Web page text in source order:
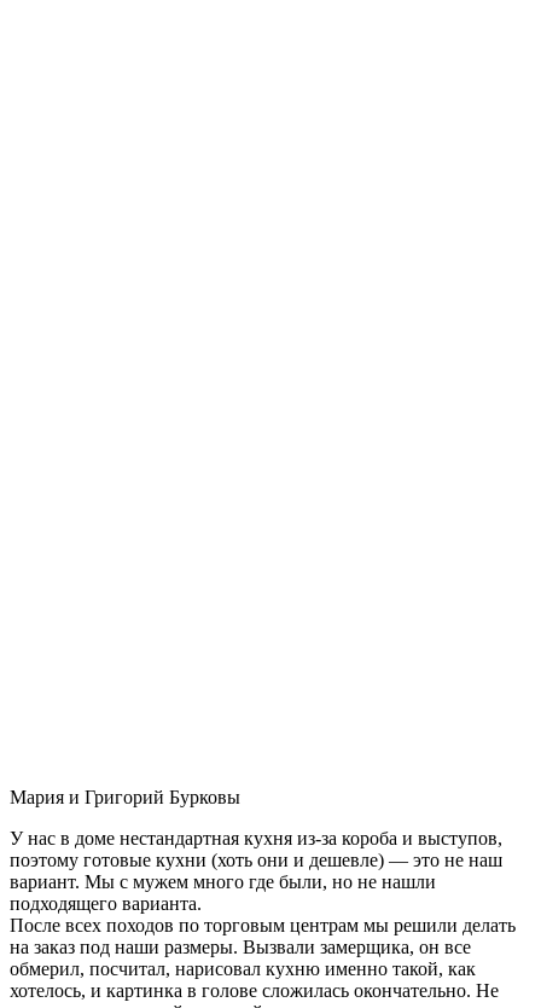
Мария и Григорий Бурковы
У нас в доме нестандартная кухня из-за короба и выступов,
поэтому готовые кухни (хоть они и дешевле) — это не наш
вариант. Мы с мужем много где были, но не нашли
подходящего варианта.
После всех походов по торговым центрам мы решили делать
на заказ под наши размеры. Вызвали замерщика, он все
обмерил, посчитал, нарисовал кухню именно такой, как
хотелось, и картинка в голове сложилась окончательно. Не